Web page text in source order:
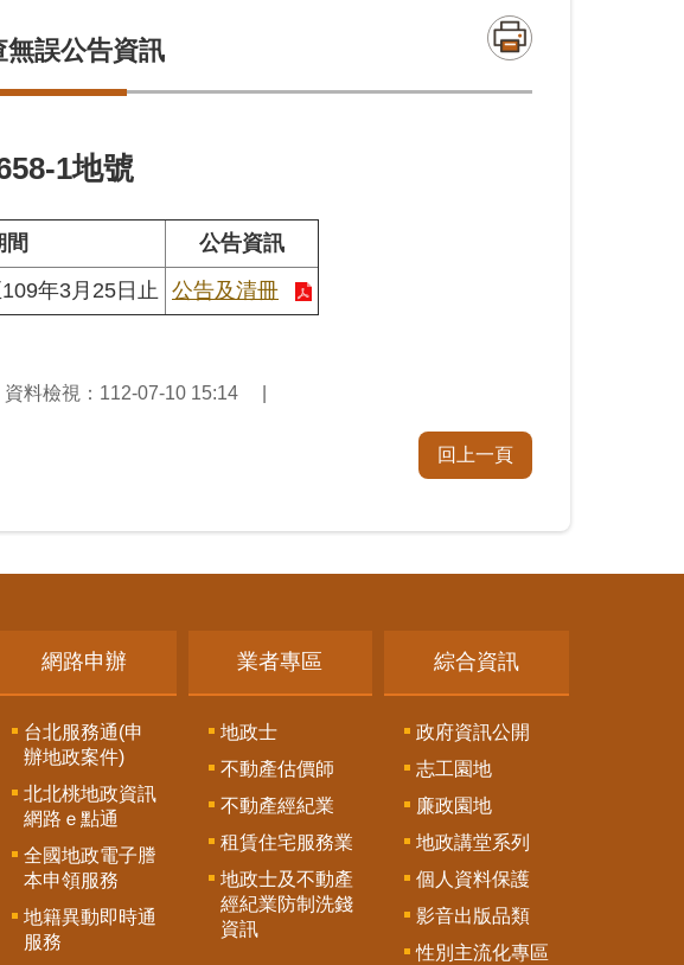
無誤公告資訊
1地號
間
公告資訊
年3月25日止 公告及清冊
資料檢視：112-07-10 15:14
回上一頁
網路申辦
台北服務通(申
辦地政案件)
北北桃地政資訊
網路ｅ點通
全國地政電子謄
本申領服務
地籍異動即時通
服務
業者專區
地政士
不動產估價師
不動產經紀業
租賃住宅服務業
地政士及不動產
經紀業防制洗錢
資訊
綜合資訊
政府資訊公開
志工園地
廉政園地
地政講堂系列
個人資料保護
影音出版品類
性別主流化專區